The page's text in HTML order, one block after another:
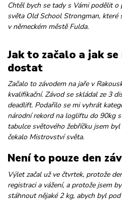
Chtěl bych se tady s Vámi podělit
světa Old School Strongman,
v německém městě Fulda.
Jak to začalo a jak
dostat
Začalo to závodem na jaře v
kvalifikační. Závod se skládal ze 3
deadlift. Podařilo se mi vyhrát
národní rekord na logliftu do 90kg
tabulce světového žebříčku jsem
čekalo Mistrovství světa.
Není to pouze den
Výlet začal už ve čtvrtek, protože
registraci a vážení, a protože jsem
stáhnout nějaké 2 kg, abych byl